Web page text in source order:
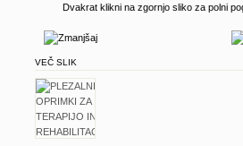
Dvakrat klikni na zgornjo sliko za polni
VEČ SLIK